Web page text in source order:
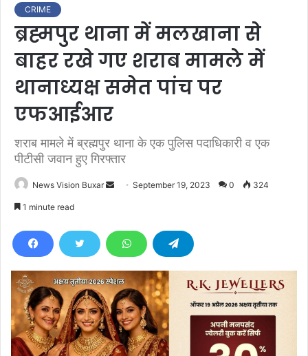
CRIME
ब्रह्मपुर थाना में मलखाना से
बाहर रखे गए शराब मामले में
थानाध्यक्ष समेत पांच पर
एफआईआर
शराब मामले में ब्रह्मपुर थाना के एक पुलिस पदाधिकारी व एक
पीटीसी जवान हुए गिरफ्तार
News Vision Buxar
d
e
m
a
i
l
September 19, 2023 0 324
1 minute read